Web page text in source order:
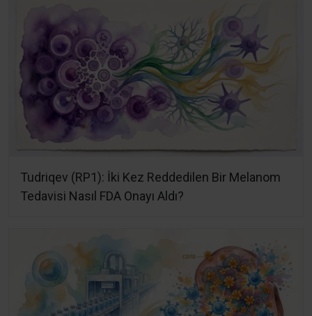
Tudriqev (RP1): İki Kez Reddedilen Bir Melanom
Tedavisi Nasıl FDA Onayı Aldı?